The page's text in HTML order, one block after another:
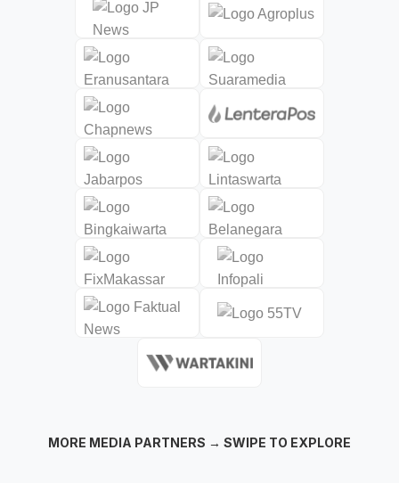
MORE MEDIA PARTNERS → SWIPE TO EXPLORE